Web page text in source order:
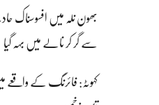
بھون نلہ میں افسوسناک
سے گر کر نالے میں بہہ گیا
کہوٹہ: فائرنگ کے